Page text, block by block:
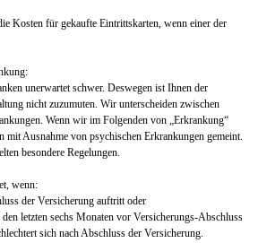
Kosten für gekaufte Eintrittskarten, wenn einer der
unerwartet schwer. Deswegen ist Ihnen der
nicht zuzumuten. Wir unterscheiden zwischen
Wenn wir im Folgenden von „Erkrankung“
mit Ausnahme von psychischen Erkrankungen gemeint.
besondere Regelungen.
wenn:
der Versicherung auftritt oder
letzten sechs Monaten vor Versicherungs-Abschluss
sich nach Abschluss der Versicherung.